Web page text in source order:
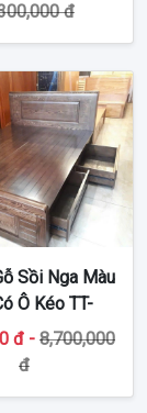
đ
Sồi Nga Màu
Ô Kéo TT-
đ - 8,700,000
đ